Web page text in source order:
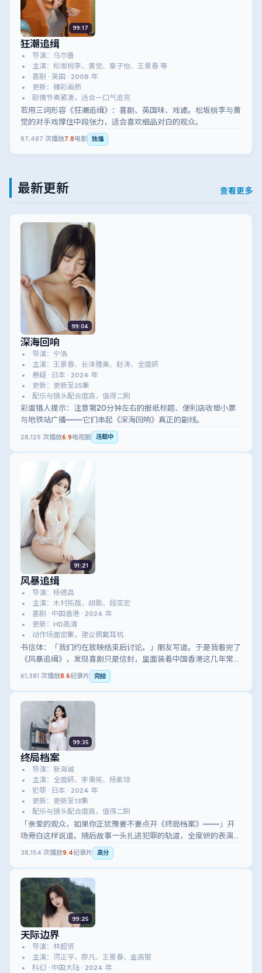
99:17
狂潮追缉
导演：乌尔善
主演：松坂桃李、黄觉、章子怡、王景春 等
喜剧 · 英国 · 2008 年
更新：臻彩画质
剧情节奏紧凑，适合一口气追完
若用三词形容《狂潮追缉》：喜剧、英国味、戏谑。松坂桃李与黄
觉的对手戏撑住中段张力，适合喜欢细品对白的观众。
87,487 次播放7.8电影 独播
最新更新 查看更多
99:04
深海回响
导演：宁浩
主演：王景春、长泽雅美、赵涛、全度妍
悬疑 · 日本 · 2024 年
更新：更新至25集
配乐与镜头配合度高，值得二刷
彩蛋猎人提示：注意第20分钟左右的报纸标题、便利店收银小票
与地铁站广播——它们串起《深海回响》真正的副线。
28,125 次播放6.9电视剧 连载中
91:21
风暴追缉
导演：杨德昌
主演：木村拓哉、胡歌、段奕宏
喜剧 · 中国香港 · 2024 年
更新：HD高清
动作场面密集，建议佩戴耳机
书信体：「我们约在放映结束后讨论。」朋友写道。于是我看完了
《风暴追缉》，发现喜剧只是信封，里面装着中国香港这几年常见
的焦虑与幽默。
61,381 次播放8.6纪录片 完结
99:35
终局档案
导演：新海诚
主演：全度妍、李秉宪、杨紫琼
犯罪 · 日本 · 2024 年
更新：更新至13集
配乐与镜头配合度高，值得二刷
「亲爱的观众，如果你正犹豫要不要点开《终局档案》——」开
场旁白这样说道。随后故事一头扎进犯罪的轨道，全度妍的表演比
预告片里更狠一点。
38,154 次播放9.4纪录片 高分
99:25
天际边界
导演：林超贤
主演：河正宇、廖凡、王景春、金高银
科幻 · 中国大陆 · 2024 年